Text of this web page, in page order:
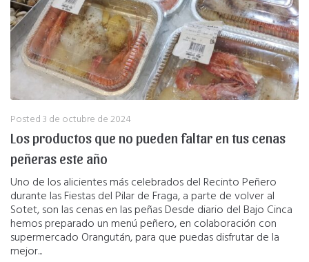
Posted3 de octubre de 2024
Los productos que no pueden faltar en tus cenas
peñeras este año
Uno de los alicientes más celebrados del Recinto Peñero
durante las Fiestas del Pilar de Fraga, a parte de volver al
Sotet, son las cenas en las peñas Desde diario del Bajo Cinca
hemos preparado un menú peñero, en colaboración con
supermercado Orangután, para que puedas disfrutar de la
mejor...